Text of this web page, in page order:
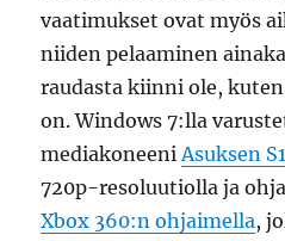
vaatimukset ovat myös
niiden pelaaminen
raudasta kiinni ole, kuten
on. Windows 7:lla
mediakoneeniAsuksen S1
720p-resoluutiolla ja
Xbox 360:n ohjaimella,